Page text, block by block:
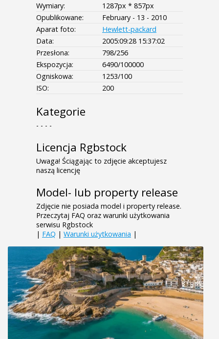
Wymiary:
1287px * 857px
Opublikowane:
February - 13 - 2010
Aparat foto:
Hewlett-packard
Data:
2005:09:28 15:37:02
Przesłona:
798/256
Ekspozycja:
6490/100000
Ogniskowa:
1253/100
ISO:
200
Kategorie
- - - -
Licencja Rgbstock
Uwaga! Ściągając to zdjęcie akceptujesz
naszą licencję
Model- lub property release
Zdjęcie nie posiada model i property release.
Przeczytaj FAQ oraz warunki użytkowania
serwisu Rgbstock
| FAQ | Warunki użytkowania |